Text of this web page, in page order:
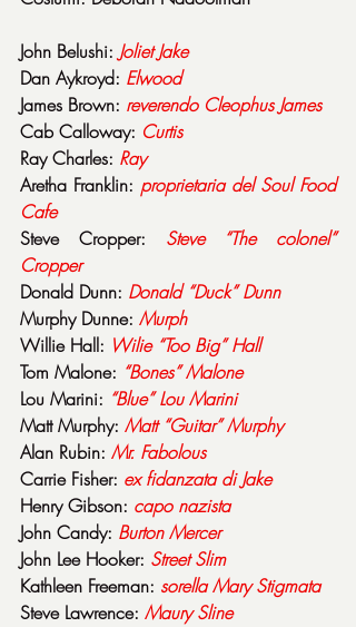
John Belushi: Joliet Jake
Dan Aykroyd: Elwood
James Brown: reverendo Cleophus James
Cab Calloway: Curtis
Ray Charles: Ray
Aretha Franklin: proprietaria del Soul Food
Cafe
Steve Cropper: Steve “The colonel”
Cropper
Donald Dunn: Donald “Duck” Dunn
Murphy Dunne: Murph
Willie Hall: Wilie “Too Big” Hall
Tom Malone: “Bones” Malone
Lou Marini: “Blue” Lou Marini
Matt Murphy: Matt “Guitar” Murphy
Alan Rubin: Mr. Fabolous
Carrie Fisher: ex fidanzata di Jake
Henry Gibson: capo nazista
John Candy: Burton Mercer
John Lee Hooker: Street Slim
Kathleen Freeman: sorella Mary Stigmata
Steve Lawrence: Maury Sline